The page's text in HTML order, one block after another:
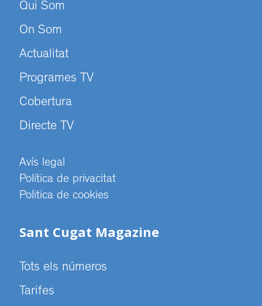
Qui Som
On Som
Actualitat
Programes TV
Cobertura
Directe TV
Avís legal
Política de privacitat
Politica de cookies
Sant Cugat Magazine
Tots els números
Tarifes